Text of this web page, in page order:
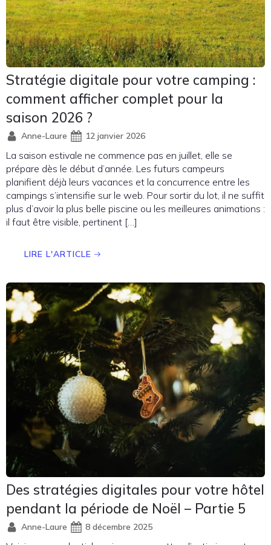
Stratégie digitale pour votre camping :
comment afficher complet pour la
saison 2026 ?
Anne-Laure 12 janvier 2026
La saison estivale ne commence pas en juillet, elle se
prépare dès le début d’année. Les futurs campeurs
planifient déjà leurs vacances et la concurrence entre les
campings s’intensifie sur le web. Pour sortir du lot, il ne suffit
plus d’avoir la plus belle piscine ou les meilleures animations :
il faut être visible, pertinent […]
LIRE L'ARTICLE
Des stratégies digitales pour votre hôtel
pendant la période de Noël – Partie 5
Anne-Laure 8 décembre 2025